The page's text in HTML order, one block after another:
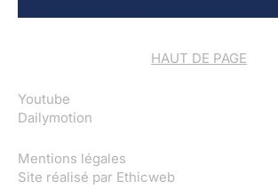
HAUT DE PAGE
Youtube
Dailymotion
Mentions légales
Site réalisé par Ethicweb